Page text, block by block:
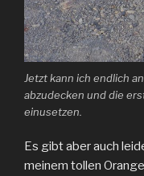
Jetzt kann ich endlich
abzudecken und die
einusetzen.
Es gibt aber auch
meinem tollen